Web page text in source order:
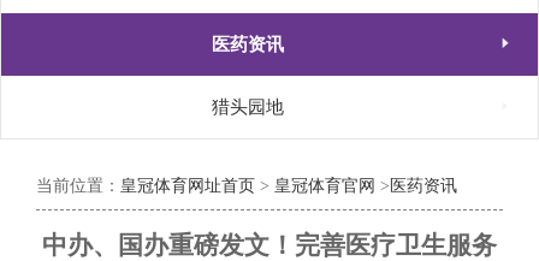
医药资讯 
猎头园地
当前位置： 皇冠体育网址首页 > 皇冠体育官网 > 医药资讯
中办、国办重磅发文！完善医疗卫生服务